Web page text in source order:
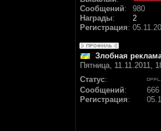
Сообщений:
980
Награды:
2
Регистрация:
Злобная
Пятница, 11.11.2011,
Статус:
Сообщений:
666
Регистрация: